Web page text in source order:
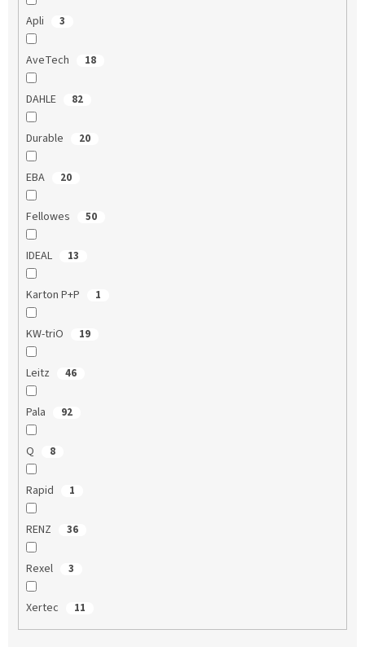
Apli 3
AveTech 18
DAHLE 82
Durable 20
EBA 20
Fellowes 50
IDEAL 13
Karton P+P 1
KW-triO 19
Leitz 46
Pala 92
Q 8
Rapid 1
RENZ 36
Rexel 3
Xertec 11